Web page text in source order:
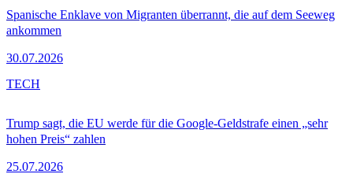
Spanische Enklave von Migranten überrannt, die auf dem Seeweg
ankommen
30.07.2026
Trump sagt, die EU werde für die Google-Geldstrafe einen „sehr
hohen Preis“ zahlen
25.07.2026
TECH